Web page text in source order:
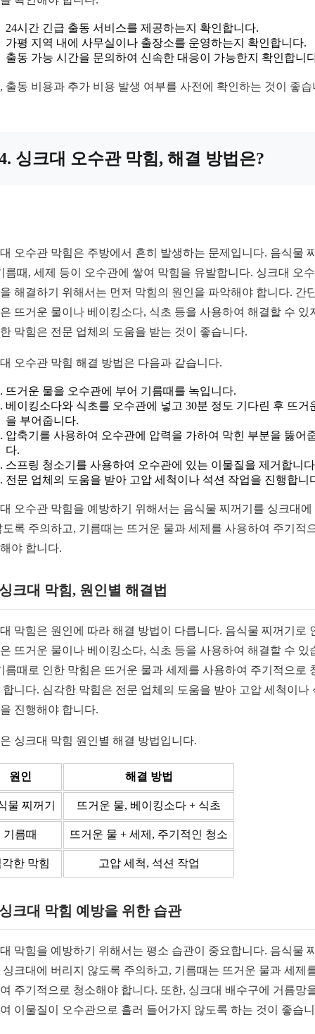
24시간 긴급 출동 서비스를 제공하는지 확인합니다.
가평 지역 내에 사무실이나 출장소를 운영하는지 확인합니다.
출동 가능 시간을 문의하여 신속한 대응이 가능한지 확인합니
출동 비용과 추가 비용 발생 여부를 사전에 확인하는 것이 좋습
싱크대 오수관 막힘, 해결 방법은?
오수관 막힘은 주방에서 흔히 발생하는 문제입니다. 음식물
름때, 세제 등이 오수관에 쌓여 막힘을 유발합니다. 싱크대 오
해결하기 위해서는 먼저 막힘의 원인을 파악해야 합니다. 간
뜨거운 물이나 베이킹소다, 식초 등을 사용하여 해결할 수 있
막힘은 전문 업체의 도움을 받는 것이 좋습니다.
오수관 막힘 해결 방법은 다음과 같습니다.
뜨거운 물을 오수관에 부어 기름때를 녹입니다.
베이킹소다와 식초를 오수관에 넣고 30분 정도 기다린 후 뜨거
을 부어줍니다.
압축기를 사용하여 오수관에 압력을 가하여 막힌 부분을 뚫어
다.
스프링 청소기를 사용하여 오수관에 있는 이물질을 제거합니
전문 업체의 도움을 받아 고압 세척이나 석션 작업을 진행합니
오수관 막힘을 예방하기 위해서는 음식물 찌꺼기를 싱크대에
도록 주의하고, 기름때는 뜨거운 물과 세제를 사용하여 주기적
야 합니다.
크대 막힘, 원인별 해결법
막힘은 원인에 따라 해결 방법이 다릅니다. 음식물 찌꺼기로
뜨거운 물이나 베이킹소다, 식초 등을 사용하여 해결할 수 있
름때로 인한 막힘은 뜨거운 물과 세제를 사용하여 주기적으로
합니다. 심각한 막힘은 전문 업체의 도움을 받아 고압 세척이나
진행해야 합니다.
싱크대 막힘 원인별 해결 방법입니다.
원인 해결 방법
물 찌꺼기 뜨거운 물, 베이킹소다 + 식초
기름때 뜨거운 물 + 세제, 주기적인 청소
한 막힘 고압 세척, 석션 작업
크대 막힘 예방을 위한 습관
막힘을 예방하기 위해서는 평소 습관이 중요합니다. 음식물
싱크대에 버리지 않도록 주의하고, 기름때는 뜨거운 물과 세제
주기적으로 청소해야 합니다. 또한, 싱크대 배수구에 거름망
이물질이 오수관으로 흘러 들어가지 않도록 하는 것이 좋습